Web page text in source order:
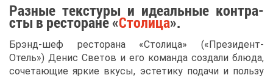
Раз­ные тек­сту­ры и иде­аль­ные кон­тра­
сты в ре­сто­ране «Сто­ли­ца».
Бр­энд-шеф ре­сто­ра­на «Сто­ли­ца» («Пре­зи­дент-
Отель») Де­нис Све­тов и его ко­ман­да со­зда­ли блю­да,
со­че­та­ю­щие яр­кие вку­сы, эс­те­ти­ку по­да­чи и поль­зу